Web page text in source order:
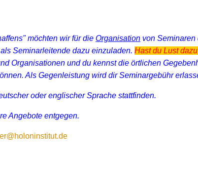
möchten wir für die Organisation von Seminaren
Seminarleitende dazu einzuladen. Hast du Lust
Organisationen und du kennst die örtlichen
Als Gegenleistung wird dirSeminargebühr
oder englischer Sprache stattfinden.
Angebote entgegen.